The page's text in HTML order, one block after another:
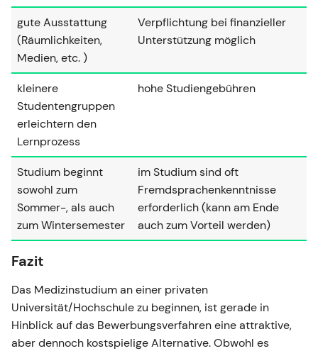
gute Ausstattung
(Räumlichkeiten,
Medien, etc. )
Verpflichtung bei finanzieller
Unterstützung möglich
kleinere
Studentengruppen
erleichtern den
Lernprozess
hohe Studiengebühren
Studium beginnt
sowohl zum
Sommer-, als auch
zum Wintersemester
im Studium sind oft
Fremdsprachenkenntnisse
erforderlich (kann am Ende
auch zum Vorteil werden)
Fazit
Das Medizinstudium an einer privaten
Universität/Hochschule zu beginnen, ist gerade in
Hinblick auf das Bewerbungsverfahren eine attraktive,
aber dennoch kostspielige Alternative. Obwohl es